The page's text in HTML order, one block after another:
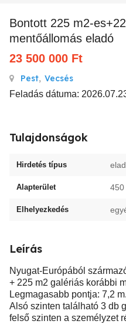
Bontott 225 m2-es+225 m2 galériás
mentőállomás eladó
23 500 000 Ft
Pest, Vecsés
Feladás dátuma:
Tulajdonságok
Hirdetés típus
Alapterület 450
Elhelyezkedés
Leírás
Nyugat-Európából
+ 225 m2 galériás korábbi
Legmagasabb pontja: 7,2 m.
Alsó szinten található 3 db
felső szinten a személyzet